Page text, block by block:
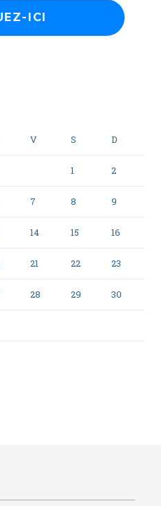
V S D
1 2
7 8 9
14 15 16
21 22 23
28 29 30